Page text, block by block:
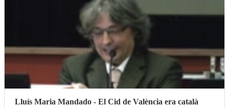
Lluís Maria Mandado - El Cid de València era català